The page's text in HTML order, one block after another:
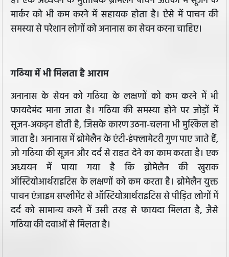
मार्कर को भी कम करने में सहायक होता है। ऐसे में पाचन की
समस्या से परेशान लोगों को अनानास का सेवन करना चाहिए।
गठिया में भी मिलता है आराम
अनानास के सेवन को गठिया के लक्षणों को कम करने में भी
फायदेमंद माना जाता है। गठिया की समस्या होने पर जोड़ों में
सूजन-अकड़न होती है, जिसके कारण उठना-चलना भी मुश्किल हो
जाता है। अनानास में ब्रोमेलैन के एंटी-इंफ्लामेटरी गुण पाए जाते हैं,
जो गठिया की सूजन और दर्द से राहत देने का काम करता है। एक
अध्ययन में पाया गया है कि ब्रोमेलैन की खुराक
ऑस्टियोआर्थराइटिस के लक्षणों को कम करता है। ब्रोमेलैन युक्त
पाचन एंजाइम सप्लीमेंट से ऑस्टियोआर्थराइटिस से पीड़ित लोगों में
दर्द को सामान्य करने में उसी तरह से फायदा मिलता है, जैसे
गठिया की दवाओं से मिलता है।